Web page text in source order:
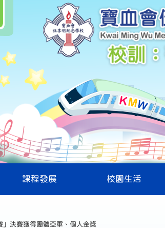
課程發展 校園生活
」決賽獲得團體亞軍、個人金獎